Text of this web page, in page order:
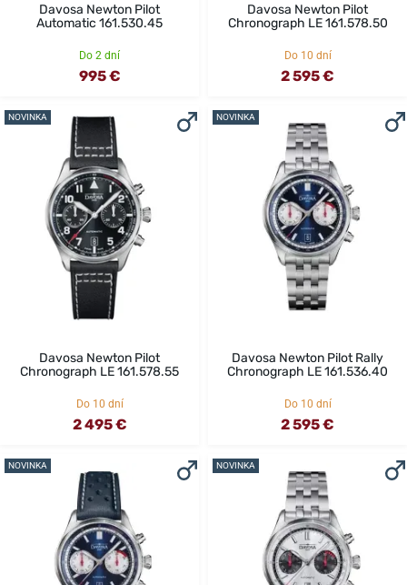
Davosa Newton Pilot
Automatic 161.530.45
Do 2 dní
995 €
Davosa Newton Pilot
Chronograph LE 161.578.50
Do 10 dní
2 595 €
NOVINKA
Davosa Newton Pilot
Chronograph LE 161.578.55
Do 10 dní
2 495 €
NOVINKA
Davosa Newton Pilot Rally
Chronograph LE 161.536.40
Do 10 dní
2 595 €
NOVINKA NOVINKA